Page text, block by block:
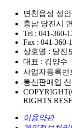
면천읍성 성
충남 당진시
Tel : 041-360-
Fax : 041-360-
상호명 : 당진
대표 : 김양수
사업자등록번
통신판매업
RIGHTS
이용약관